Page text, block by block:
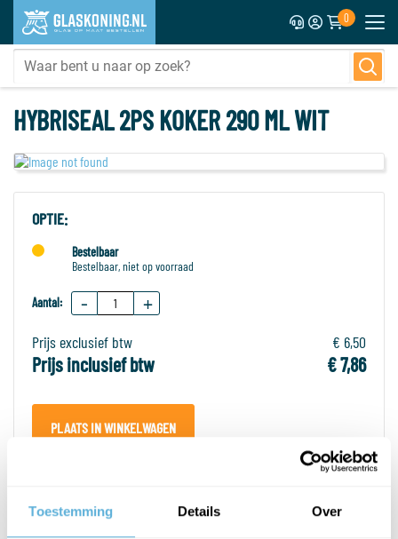
Toestemming Details Over
0
HYBRISEAL 2PS KOKER 290 ML WIT
OPTIE:
Bestelbaar
Bestelbaar, niet op voorraad
Aantal: - +
Prijs exclusief btw € 6,50
Prijs inclusief btw € 7,86
PLAATS IN WINKELWAGEN
PRODUCTOMSCHRIJVING